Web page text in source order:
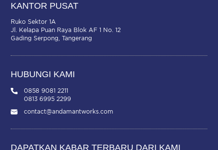
KANTOR PUSAT
Ruko Sektor 1A
Jl. Kelapa Puan Raya Blok AF 1 No. 12
Gading Serpong, Tangerang
HUBUNGI KAMI
0858 9081 2211
0813 6995 2299
contact@andamantworks.com
DAPATKAN KABAR TERBARU DARI KAMI